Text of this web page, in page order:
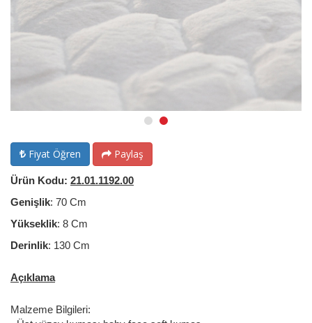
Fiyat Öğren Paylaş
Ürün Kodu: 21.01.1192.00
Genişlik: 70 Cm
Yükseklik: 8 Cm
Derinlik: 130 Cm
Açıklama
Malzeme Bilgileri: